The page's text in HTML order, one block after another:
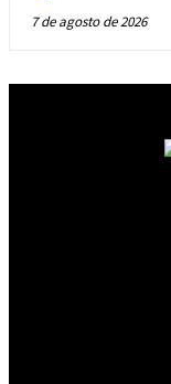
7 de agosto de 2026